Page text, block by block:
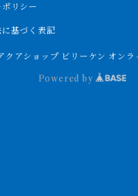
リシー
基づく表記
アショップ ビリーケン オンラ
Powered by